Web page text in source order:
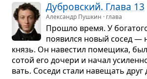
Дуб­ров­ский. Глава 13
Александр Пушкин · глава
Про­шло время. У
появился новый сосед —
князь. Он наве­стил поме­щика,
со­той его дочери и начал
вать. Соседи стали наве­щать друг